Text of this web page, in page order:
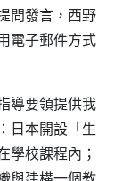
問發言，西野
電子郵件方式
要領提供我
日本開設「生
學校課程內；